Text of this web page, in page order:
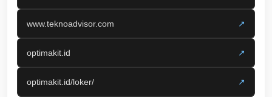
www.teknoadvisor.com ↗
optimakit.id ↗
optimakit.id/loker/ ↗